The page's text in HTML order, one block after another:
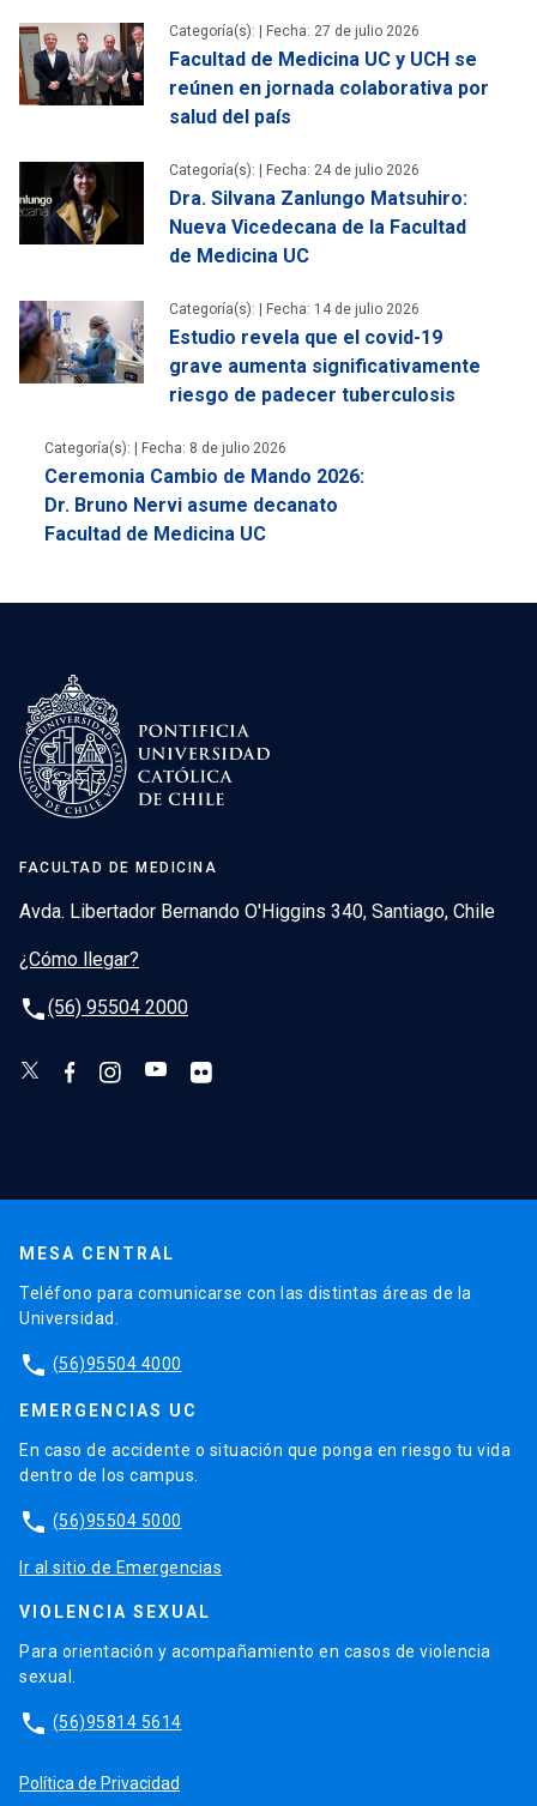
Categoría(s): | Fecha: 27 de julio 2026
Facultad de Medicina UC y UCH se
reúnen en jornada colaborativa por
salud del país
Categoría(s): | Fecha: 24 de julio 2026
Dra. Silvana Zanlungo Matsuhiro:
Nueva Vicedecana de la Facultad
de Medicina UC
Categoría(s): | Fecha: 14 de julio 2026
Estudio revela que el covid-19
grave aumenta significativamente
riesgo de padecer tuberculosis
Categoría(s): | Fecha: 8 de julio 2026
Ceremonia Cambio de Mando 2026:
Dr. Bruno Nervi asume decanato
Facultad de Medicina UC
FACULTAD DE MEDICINA
Avda. Libertador Bernando O'Higgins 340, Santiago, Chile
¿Cómo llegar?
phone(56) 95504 2000
MESA CENTRAL
Teléfono para comunicarse con las distintas áreas de la
Universidad.
phone (56)95504 4000
EMERGENCIAS UC
En caso de accidente o situación que ponga en riesgo tu vida
dentro de los campus.
phone (56)95504 5000
Ir al sitio de Emergencias
VIOLENCIA SEXUAL
Para orientación y acompañamiento en casos de violencia
sexual.
phone (56)95814 5614
Política de Privacidad